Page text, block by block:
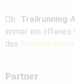
Ob Trailrunning-
immer ein offenes
das
Partner